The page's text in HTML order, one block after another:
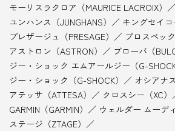
モーリスラクロア（MAURICE LACROIX）
ユンハンス（JUNGHANS）
キングセイコ
プレザージュ（PRESAGE）
プロスペッ
アストロン（ASTRON）
ブローバ（
ジー・ショック エムアールジー（G-SHOCK
ジー・ショック（G-SHOCK）
オシアナ
アテッサ（ATTESA）
クロスシー（XC）
GARMIN（GARMIN）
ウェルダー ムーデ
ステージ（ZTAGE）